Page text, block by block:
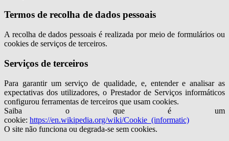
Termos de recolha de dados pessoais
A recolha de dados pessoais é realizada por meio de formulários ou
cookies de serviços de terceiros.
Serviços de terceiros
Para garantir um serviço de qualidade, e, entender e analisar as
expectativas dos utilizadores, o Prestador de Serviços informáticos
configurou ferramentas de terceiros que usam cookies.
Saiba o que é um
cookie: https://en.wikipedia.org/wiki/Cookie_(informatic)
O site não funciona ou degrada-se sem cookies.